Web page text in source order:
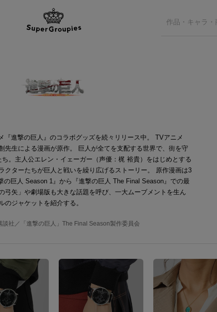
『進撃の巨人』のコラボグッズを続々リリース中。 TVアニメ
先生による漫画が原作。 巨人が全てを支配する世界で、街を守
。主人公エレン・イェーガー（声優：梶 裕貴）をはじめとする
クターたちが巨人と戦いを繰り広げるストーリー。 原作漫画は3
の巨人 Season 1』から『進撃の巨人 The Final Season』での最
弓矢」や劇場版も大きな話題を呼び、一大ムーブメントを生ん
のジャケットを紹介する。
社／「進撃の巨人」The Final Season製作委員会